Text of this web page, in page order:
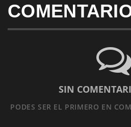
SIN
PODES SER EL PRIMERO EN